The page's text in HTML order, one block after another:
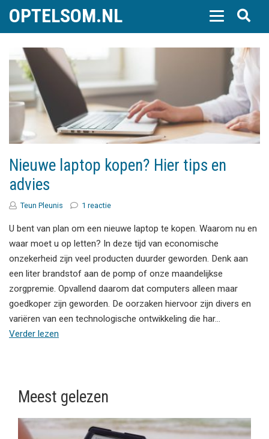
OPTELSOM.NL
Nieuwe laptop kopen? Hier tips en
advies
Teun Pleunis 1 reactie
U bent van plan om een nieuwe laptop te kopen. Waarom nu en
waar moet u op letten? In deze tijd van economische
onzekerheid zijn veel producten duurder geworden. Denk aan
een liter brandstof aan de pomp of onze maandelijkse
zorgpremie. Opvallend daarom dat computers alleen maar
goedkoper zijn geworden. De oorzaken hiervoor zijn divers en
variëren van een technologische ontwikkeling die har…
Verder lezen
Meest gelezen